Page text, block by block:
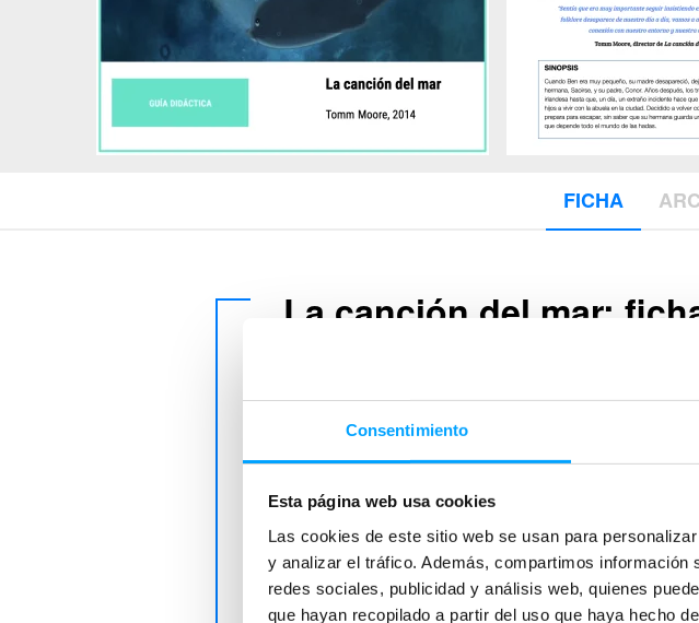
Consentimiento
Esta página web usa cookies
Las cookies de este sitio web se usan para
y analizar el tráfico. Además, compartimos
redes sociales, publicidad y análisis web, quienes
que hayan recopilado a partir del uso que haya hecho
FICHA
La canción del mar:
Esta ficha pedagógica, pensada paraestudiantes de
diseñada en el marco del programa de
Cineclubs
deMadrid.
"Sentía que era muy importante seguir insistiendo en
folklore desaparece de nuestro día a día, vamos a
conexión con nuestro entorno y nuestra cultura",
deLa canción del mar. Sobre esta idea construimos
pedagógica: vinculando culturas, generaciones y